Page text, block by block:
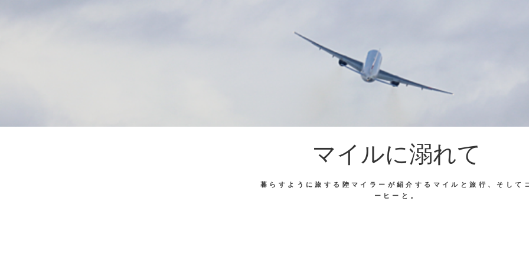
マイルに溺れて
暮らすように旅する陸マイラーが紹介するマイルと旅行、そして
ーヒーと。